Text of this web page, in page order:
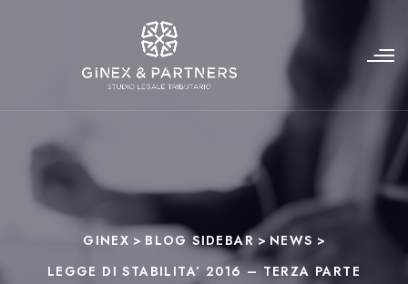
GINEX > BLOG SIDEBAR >NEWS >
LEGGE DI STABILITA’ 2016 – TERZA PARTE